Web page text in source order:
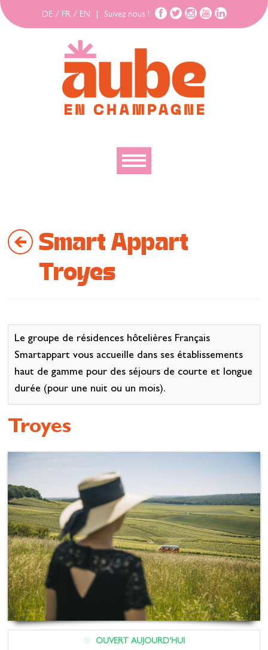
DE / FR / EN Suivez nous !
Bouger
Se loger
Se restaurer
Smart Appart
Troyes
Le groupe de résidences hôtelières Français
Smartappart vous accueille dans ses établissements
haut de gamme pour des séjours de courte et longue
durée (pour une nuit ou un mois).
Troyes
OUVERT AUJOURD'HUI